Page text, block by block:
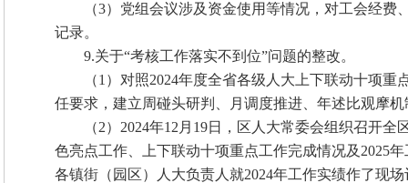
（3）党组会议涉及资金使用等情况，对工会经
记录。
9.关于“考核工作落实不到位”问题的整改。
（1）对照2024年度全省各级人大上下联动十项
任要求，建立周碰头研判、月调度推进、年述比观摩
（2）2024年12月19日，区人大常委会组织召开
色亮点工作、上下联动十项重点工作完成情况及2025
各镇街（园区）人大负责人就2024年工作实绩作了现场